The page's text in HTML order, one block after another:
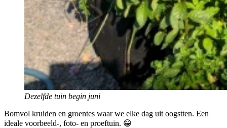
Dezelfde tuin begin juni
Bomvol kruiden en groentes waar we elke dag uit oogstten. Een
ideale voorbeeld-, foto- en proeftuin. 😁